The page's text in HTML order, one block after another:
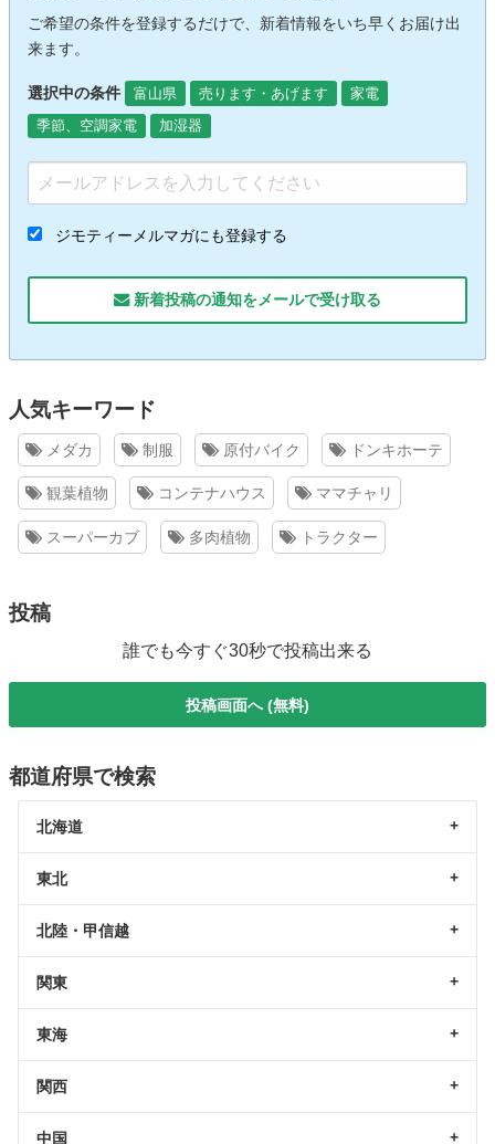
ご希望の条件を登録するだけで、新着情報をいち早くお届け出
来ます。
選択中の条件 富山県 売ります・あげます
家電
季節、空調家電
加湿器
ジモティーメルマガにも登録する
新着投稿の通知をメールで受け取る
人気キーワード
メダカ 制服 原付バイク ドンキホーテ
観葉植物 コンテナハウス ママチャリ
スーパーカブ 多肉植物 トラクター
投稿
誰でも今すぐ30秒で投稿出来る
投稿画面へ (無料)
都道府県で検索
北海道
東北
北陸・甲信越
関東
東海
関西
中国